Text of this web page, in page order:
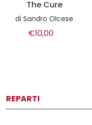
di
REPARTI